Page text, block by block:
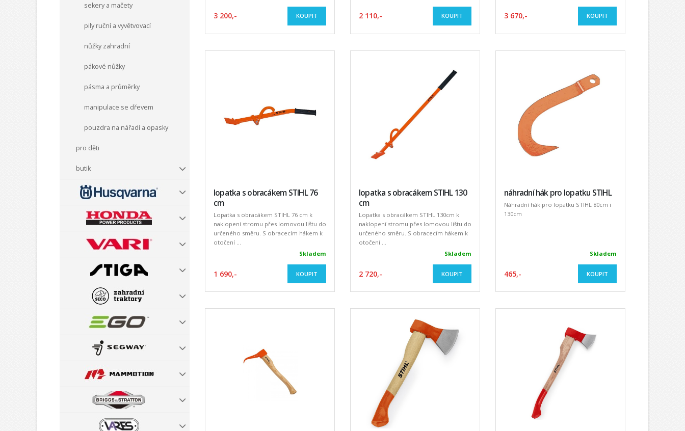
sekery a mačety
pily ruční a vyvětvovací
nůžky zahradní
pákové nůžky
pásma a průměrky
manipulace se dřevem
pouzdra na nářadí a opasky
pro děti
butik
3 200,- KOUPIT 2 110,- KOUPIT 3 670,- KOUPIT
lopatka s obracákem STIHL 76
cm
Lopatka s obracákem STIHL 76 cm k
naklopení stromu přes lomovou lištu do
určeného směru. S obracecím hákem k
otočení ...
Skladem
1 690,- KOUPIT
lopatka s obracákem STIHL 130
cm
Lopatka s obracákem STIHL 130cm k
naklopení stromu přes lomovou lištu do
určeného směru. S obracecím hákem k
otočení ...
Skladem
2 720,- KOUPIT
náhradní hák pro lopatku STIHL
Náhradní hák pro lopatku STIHL 80cm i
130cm
Skladem
465,- KOUPIT